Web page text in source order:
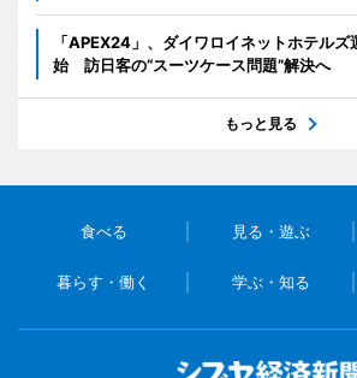
「APEX24」、ダイワロイネットホテル
始 訪日客の“スーツケース問題”解決へ
もっと見る
食べる 見る・遊ぶ
暮らす・働く 学ぶ・知る